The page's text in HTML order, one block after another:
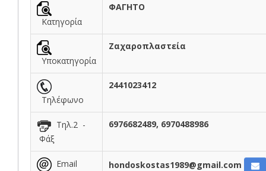
Κατηγορία
ΦΑΓΗΤΟ
Υποκατηγορία
Ζαχαροπλαστεία
Τηλέφωνο
2441023412
Τηλ.2 -
Φάξ
6976682489, 6970488986
Email hondoskostas1989@gmail.com